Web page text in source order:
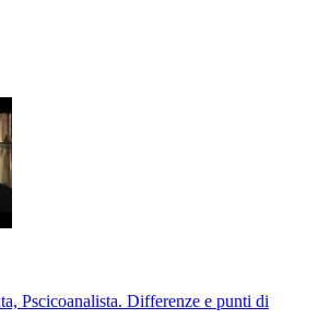
Pscicoanalista. Differenze e punti di